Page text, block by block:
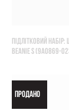
ПІДЛІТКОВИЙ НАБІР:
BEANIE S (9A0869-
ПРОДАНО